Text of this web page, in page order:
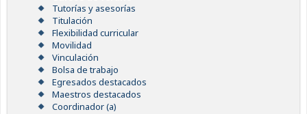
Tutorías y asesorías
Titulación
Flexibilidad curricular
Movilidad
Vinculación
Bolsa de trabajo
Egresados destacados
Maestros destacados
Coordinador (a)